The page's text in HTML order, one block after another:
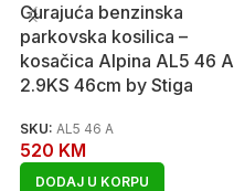
Gurajuća benzinska
parkovska kosilica –
kosačica Alpina AL5 46 A
2.9KS 46cm by Stiga
SKU: AL5 46 A
520 KM
DODAJ U KORPU